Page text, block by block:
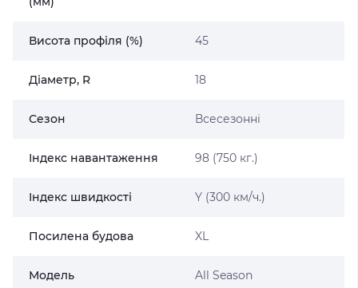
Висота профіля (%) 45
Діаметр, R 18
Сезон Всесезонні
Індекс навантаження 98 (750 кг.)
Індекс швидкості Y (300 км/ч.)
Посилена будова XL
Модель All Season